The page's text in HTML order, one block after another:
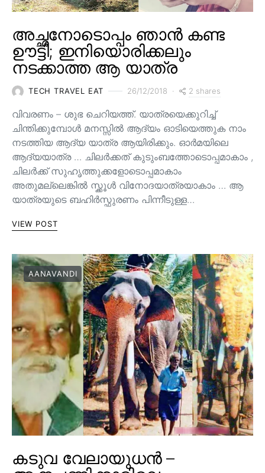
അച്ഛനോടൊപ്പം ഞാൻ കണ്ട
ഊട്ടി; ഇനിയൊരിക്കലും
നടക്കാത്ത ആ യാത്ര
TECH TRAVEL EAT 26/12/2018 2 shares
വിവരണം – ശുഭ ചെറിയത്ത്. യാത്രയെക്കുറിച്ച്
ചിന്തിക്കുമ്പോൾ മനസ്സിൽ ആദ്യം ഓടിയെത്തുക നാം
നടത്തിയ ആദ്യ യാത്ര ആയിരിക്കും. ഓർമയിലെ
ആദ്യയാത്ര … ചിലർക്കത് കുടുംബത്തോടൊപ്പമാകാം ,
ചിലർക്ക് സുഹൃത്തുക്കളോടൊപ്പമാകാം
അതുമല്ലെങ്കിൽ സ്ക്കൂൾ വിനോദയാത്രയാകാം … ആ
യാത്രയുടെ ബഹിർസ്ഫുരണം പിന്നീടുള്ള…
VIEW POST
AANAVANDI
കടുവ വേലായുധൻ –